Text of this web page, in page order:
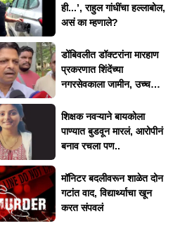
ही...’, राहुल गांधींचा हल्लाबोल,
असं का म्हणाले?
डोंबिवलीत डॉक्टरांना मारहाण
प्रकरणात शिंदेंच्या
नगरसेवकाला जामीन, उच्च
शिक्षक नवऱ्याने बायकोला
पाण्यात बुडवून मारलं, आरोपीनं
बनाव रचला पण..
मॉनिटर बदलीवरून शाळेत दोन
गटांत वाद, विद्यार्थ्याचा खून
करत संपवलं